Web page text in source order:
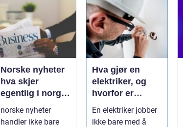
Norske nyheter
hva skjer
egentlig i norge
og verden?
norske nyheter
handler ikke bare
Hva gjør en
elektriker, og
hvorfor er
fagkunnskap så
viktig?
En elektriker jobber
ikke bare med å